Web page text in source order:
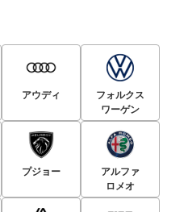
アウディ
フォルクス
ワーゲン
プジョー
アルファ
ロメオ